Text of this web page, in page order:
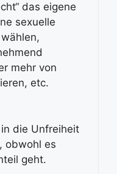
das eigene
sexuelle
mehr von
etc.
in die Unfreiheit
obwohl es
geht.